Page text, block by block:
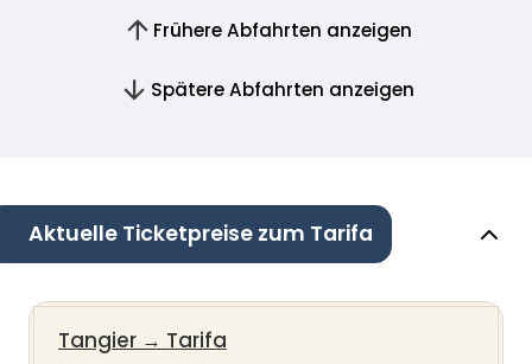
Frühere Abfahrten anzeigen
Spätere Abfahrten anzeigen
Aktuelle Ticketpreise zum Tarifa
Tangier → Tarifa